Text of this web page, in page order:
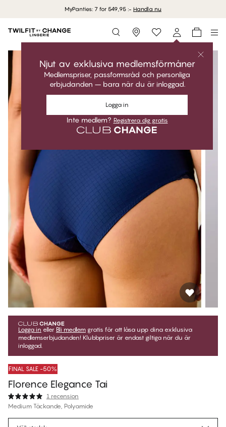
MyPanties: 7 for 549,95 :- Handla nu
Storefinder
Njut av exklusiva medlemsförmåner
Medlemspriser, passformsråd och personliga
erbjudanden – bara när du är inloggad.
Logga in
Inte medlem? Registrera dig gratis
Logga in eller Bli medlem gratis för att låsa upp dina exklusiva
medlemserbjudanden! Klubbpriser är endast giltiga när du är
inloggad.
FINAL SALE -50%
Florence Elegance Tai
1 recension
Medium Täckande, Polyamide